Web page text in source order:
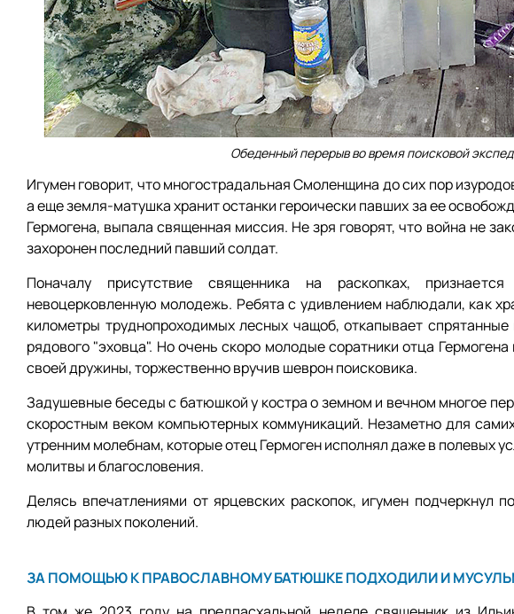
Обеденный перерыв во время поисковой
Игумен говорит, что многострадальная Смоленщина до сих пор
а еще земля-матушка хранит останки героически павших за ее
Гермогена, выпала священная миссия. Не зря говорят, что война не
захоронен последний павший солдат.
Поначалу присутствие священника на раскопках,
невоцерковленную молодежь. Ребята с удивлением наблюдали, как
километры труднопроходимых лесных чащоб, откапывает
рядового "эховца". Но очень скоро молодые соратники отца
своей дружины, торжественно вручив шеврон поисковика.
Задушевные беседы с батюшкой у костра о земном и вечном многое
скоростным веком компьютерных коммуникаций. Незаметно для
утренним молебнам, которые отец Гермоген исполнял даже в полевых
молитвы и благословения.
Делясь впечатлениями от ярцевских раскопок, игумен подчеркнул
людей разных поколений.
ЗА ПОМОЩЬЮ К ПРАВОСЛАВНОМУ БАТЮШКЕ ПОДХОДИЛИ И